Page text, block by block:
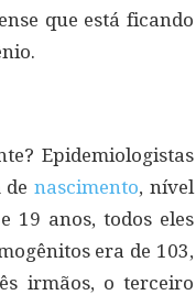
que está ficando
Epidemiologistas
denascimento, nível
19 anos, todos eles
era de 103,
irmãos, o terceiro